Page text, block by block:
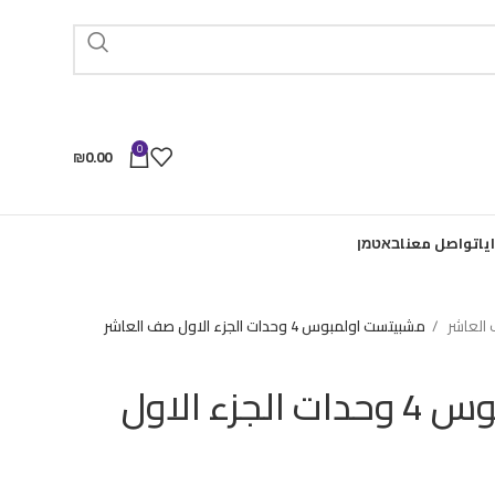
0
₪0.00
تواصل معناבאטמן
مشبيتست اولمبوس 4 وحدات الجزء الاول صف العاشر
مشبيتست اولمبوس 4 وحدات الجزء الاول